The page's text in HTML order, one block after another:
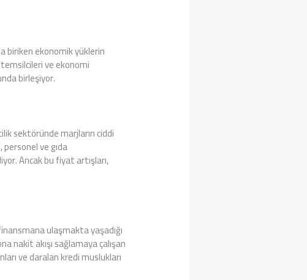
biriken ekonomik yüklerin
ve ekonomi
birleşiyor.
sektöründe marjların ciddi
ve gıda
Ancak bu fiyat artışları,
ulaşmakta yaşadığı
nakit akışı sağlamaya çalışan
ve daralan kredi muslukları